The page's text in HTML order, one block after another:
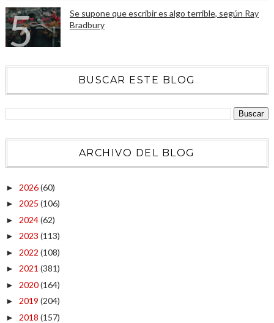
Se supone que escribir es algo terrible, según Ray
Bradbury
BUSCAR ESTE BLOG
ARCHIVO DEL BLOG
► 2026(60)
► 2025 (106)
► 2024(62)
► 2023 (113)
► 2022 (108)
► 2021 (381)
► 2020(164)
► 2019 (204)
► 2018 (157)